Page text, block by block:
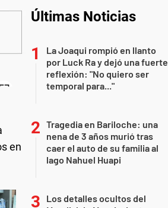
en
Últimas Noticias
La Joaqui rompió en llanto
por Luck Ra y dejó una fuerte
reflexión: "No quiero ser
temporal para..."
Tragedia en Bariloche: una
nena de 3 años murió tras
caer el auto de su familia al
lago Nahuel Huapi
Los detalles ocultos del